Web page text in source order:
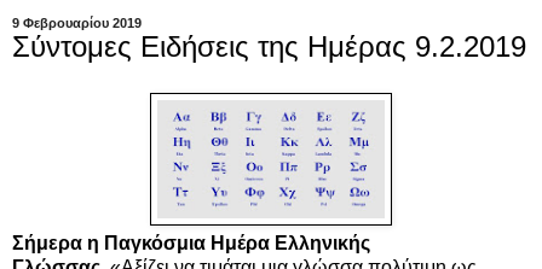
9 Φεβρουαρίου 2019
Σύντομες Ειδήσεις της Ημέρας 9.2.2019
Σήμερα η Παγκόσμια Ημέρα Ελληνικής